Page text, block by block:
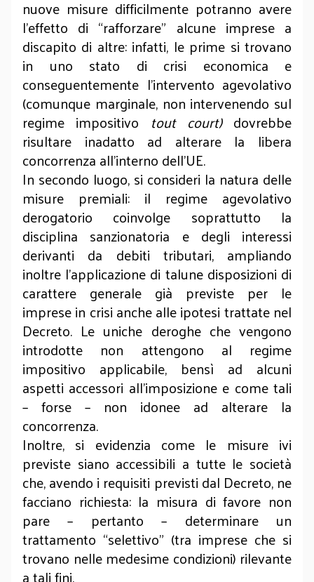
nuove misure difficilmente potranno avere
l’effetto di “rafforzare” alcune imprese a
discapito di altre: infatti, le prime si trovano
in uno stato di crisi economica e
conseguentemente l’intervento agevolativo
(comunque marginale, non intervenendo sul
regime impositivo tout court) dovrebbe
risultare inadatto ad alterare la libera
concorrenza all’interno dell’UE.
In secondo luogo, si consideri la natura delle
misure premiali: il regime agevolativo
derogatorio coinvolge soprattutto la
disciplina sanzionatoria e degli interessi
derivanti da debiti tributari, ampliando
inoltre l’applicazione di talune disposizioni di
carattere generale già previste per le
imprese in crisi anche alle ipotesi trattate nel
Decreto. Le uniche deroghe che vengono
introdotte non attengono al regime
impositivo applicabile, bensì ad alcuni
aspetti accessori all’imposizione e come tali
– forse – non idonee ad alterare la
concorrenza.
Inoltre, si evidenzia come le misure ivi
previste siano accessibili a tutte le società
che, avendo i requisiti previsti dal Decreto, ne
facciano richiesta: la misura di favore non
pare – pertanto – determinare un
trattamento “selettivo” (tra imprese che si
trovano nelle medesime condizioni) rilevante